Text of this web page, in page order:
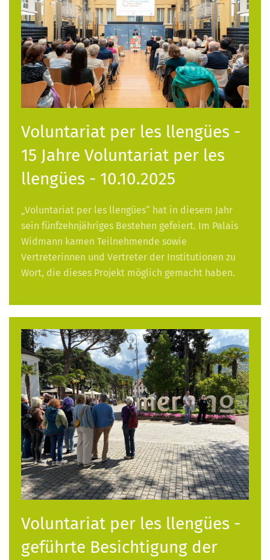
Voluntariat per les llengües -
15 Jahre Voluntariat per les
llengües - 10.10.2025
„Voluntariat per les llengües“ hat in diesem Jahr
sein fünfzehnjähriges Bestehen gefeiert. Im Palais
Widmann kamen Teilnehmende sowie
Vertreterinnen und Vertreter der Institutionen zu
Wort, die dieses Projekt möglich gemacht haben.
Voluntariat per les llengües -
geführte Besichtigung der